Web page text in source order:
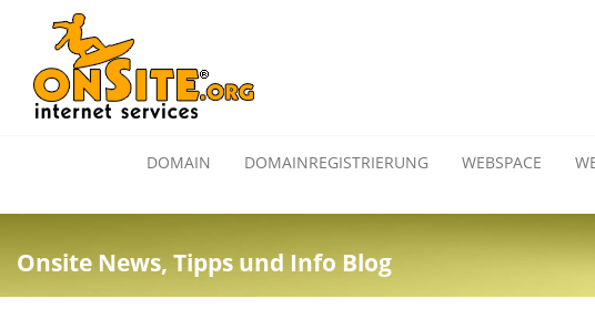
DOMAIN DOMAINREGISTRIERUNG WEBSPACE
Onsite News, Tipps und Info Blog